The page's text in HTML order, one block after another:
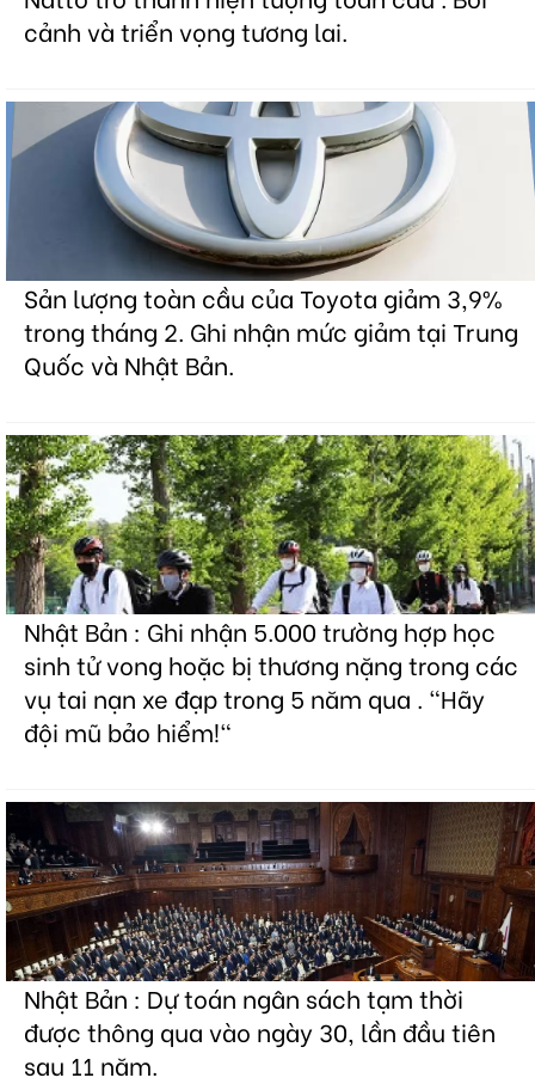
cảnh và triển vọng tương lai.
Sản lượng toàn cầu của Toyota giảm 3,9%
trong tháng 2. Ghi nhận mức giảm tại Trung
Quốc và Nhật Bản.
Nhật Bản : Ghi nhận 5.000 trường hợp học
sinh tử vong hoặc bị thương nặng trong các
vụ tai nạn xe đạp trong 5 năm qua . "Hãy
đội mũ bảo hiểm!"
Nhật Bản : Dự toán ngân sách tạm thời
được thông qua vào ngày 30, lần đầu tiên
sau 11 năm.